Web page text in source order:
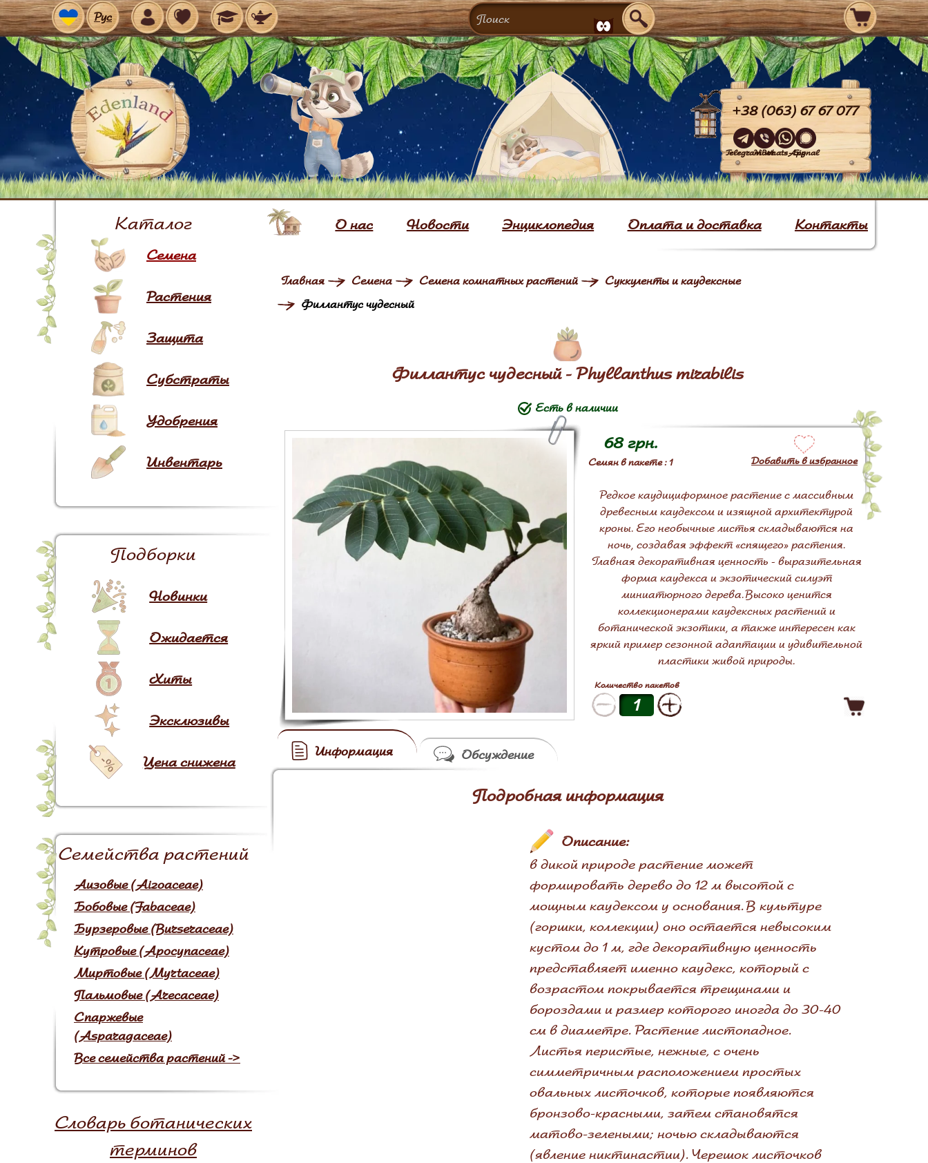
Рус
TelegramViberWhatsAppSignal
+38 (063) 67 67 077
Каталог
Семена
Растения
Защита
Субстраты
Удобрения
Инвентарь
Подборки
Новинки
Ожидается
Хиты
Эксклюзивы
Цена снижена
Семейства растений
Аизовые (Aizoaceae)
Бобовые (Fabaceae)
Бурзеровые (Burseraceae)
Кутровые (Apocynaceae)
Миртовые (Myrtаceae)
Пальмовые (Arecaceae)
Спаржевые
(Asparagaceae)
Все семейства растений ->
Словарь ботанических
терминов
О нас Новости Энциклопедия Оплата и доставка Контакты
Главная Семена Семена комнатных растений
Суккуленты и каудексные
Филлантус чудесный
Филлантус чудесный - Phyllanthus mirabilis
Есть в наличии
68 грн.
Семян в пакете : 1 Добавить в избранное
Редкое каудициформное растение с массивным
древесным каудексом и изящной архитектурой
кроны. Его необычные листья складываются на
ночь, создавая эффект «спящего» растения.
Главная декоративная ценность - выразительная
форма каудекса и экзотический силуэт
миниатюрного дерева. Высоко ценится
коллекционерами каудексных растений и
ботанической экзотики, а также интересен как
яркий пример сезонной адаптации и удивительной
пластики живой природы.
Количество пакетов
Информация Обсуждение
Подробная информация
Описание:
в дикой природе растение может
формировать дерево до 12 м высотой с
мощным каудексом у основания. В культуре
(горшки, коллекции) оно остается невысоким
кустом до 1 м, где декоративную ценность
представляет именно каудекс, который с
возрастом покрывается трещинами и
бороздами и размер которого иногда до 30-40
см в диаметре. Растение листопадное.
Листья перистые, нежные, с очень
симметричным расположением простых
овальных листочков, которые появляются
бронзово-красными, затем становятся
матово-зелеными; ночью складываются
(явление никтинастии). Черешок листочков